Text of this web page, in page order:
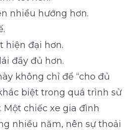
nhiều hướng hơn.
hiện đại hơn.
đầy đủ hơn.
không chỉ để “cho đủ
biệt trong quá trình sử
Một chiếc xe gia đình
nhiều năm, nên sự thoải